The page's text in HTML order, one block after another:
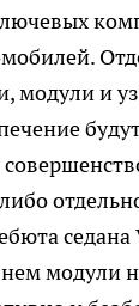
модули и
седана
модули